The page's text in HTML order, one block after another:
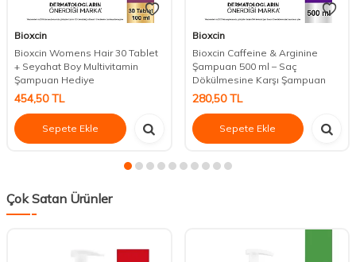
Bioxcin
Bioxcin Womens Hair 30 Tablet
+ Seyahat Boy Multivitamin
Şampuan Hediye
454,50TL
Sepete Ekle
Bioxcin
Bioxcin Caffeine & Arginine
Şampuan 500 ml – Saç
Dökülmesine Karşı Şampuan
280,50TL
Sepete Ekle
Çok Satan Ürünler